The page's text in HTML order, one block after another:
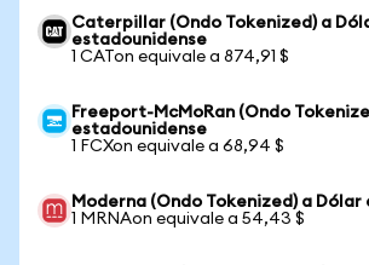
Caterpillar (Ondo Tokenized) a
estadounidense
1 CATon equivale a 874,91 $
Freeport-McMoRan (Ondo
estadounidense
1 FCXon equivale a 68,94 $
Moderna (Ondo Tokenized) a
1 MRNAon equivale a 54,43 $